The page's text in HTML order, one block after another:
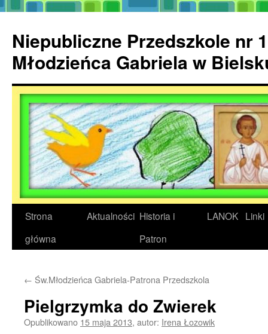
treści
Niepubliczne Przedszkole nr
Młodzieńca Gabriela w
Strona
główna
Aktualności Historia i
Patron
LANOK Linki
← Św.Młodzieńca Gabriela-Patrona Przedszkola
Pielgrzymka do Zwierek
Opublikowano 15 maja 2013, autor: Irena Łozowik